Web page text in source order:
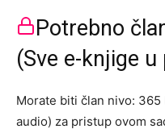
Potrebno
(Sve e-knjige
Morate biti član nivo:
audio) za pristup ovom